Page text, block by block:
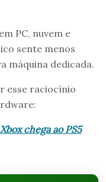
PC, nuvem e
sente menos
máquina dedicada.
esse raciocínio
chega ao PS5